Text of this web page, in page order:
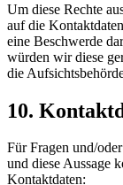
Um diese Rechte
auf die
eine Beschwerde
würden wir diese
die
10.
Für Fragen und/
und diese Aussage
Kontaktdaten: